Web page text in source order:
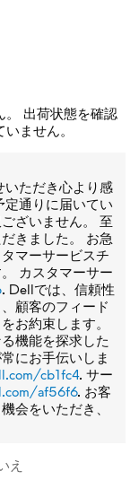
。 出荷状態を確認
ません。
いただき心より感
通りに届いてい
ざいません。 至
きました。 お急
マーサービスチ
カスタマーサー
. Dellでは、信頼性
顧客のフィード
お約束します。
機能を探求した
にお手伝いしま
cb1fc4. サー
af56f6. お客
会をいただき、
え